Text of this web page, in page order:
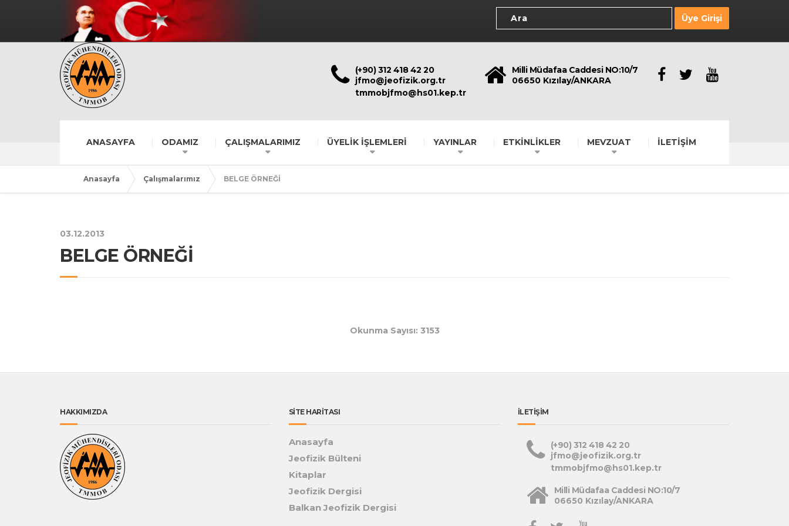
Üye Girişi
(+90) 312 418 42 20
jfmo@jeofizik.org.tr
tmmobjfmo@hs01.kep.tr
Milli Müdafaa Caddesi NO:10/7
06650 Kızılay/ANKARA
ANASAYFA ODAMIZ ÇALIŞMALARIMIZ ÜYELİK İŞLEMLERİ YAYINLAR ETKİNLİKLER MEVZUAT İLETİŞİM
Anasayfa Çalışmalarımız BELGE ÖRNEĞİ
03.12.2013
BELGE ÖRNEĞİ
Okunma Sayısı: 3153
HAKKIMIZDA SİTE HARİTASI
Anasayfa
Jeofizik Bülteni
Kitaplar
Jeofizik Dergisi
Balkan Jeofizik Dergisi
İLETİŞİM
(+90) 312 418 42 20
jfmo@jeofizik.org.tr
tmmobjfmo@hs01.kep.tr
Milli Müdafaa Caddesi NO:10/7
06650 Kızılay/ANKARA